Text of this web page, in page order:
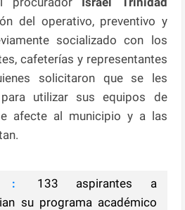
del operativo, preventivo y
socializado con los
cafeterías y representantes
solicitaron que se les
utilizar sus equipos de
afecte al municipio y a las
:
133 aspirantes a
su programa académico